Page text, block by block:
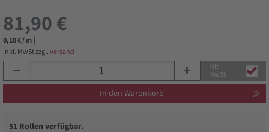
81,90 €
0,10 € / m |
inkl. MwSt zzgl.Versand
Mit
MwSt
In den Warenkorb
51 Rollen verfügbar.